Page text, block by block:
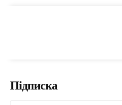
Підписка